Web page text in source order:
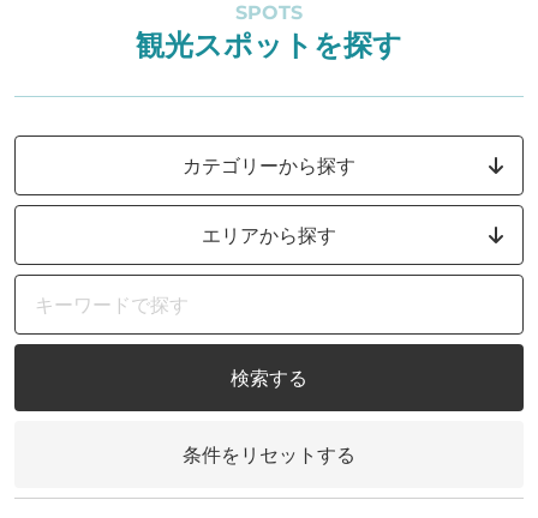
SPOTS
観光スポットを探す
カテゴリーから探す
エリアから探す
検索する
条件をリセットする